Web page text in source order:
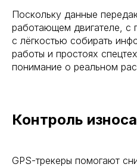
Поскольку данные
работающем двигателе,
с лёгкостью собирать
работы и простоях
понимание о реальном
Контроль
GPS-трекеры помогают